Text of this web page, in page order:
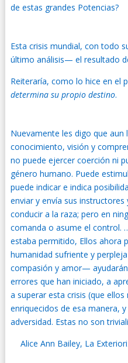
de estas grandes Potencias?
Esta crisis mundial, con todo
último análisis— el resultado
Reiteraría, como lo hice en el
determina su propio destino.
Nuevamente les digo que
conocimiento, visión y
no puede ejercer coerción ni
género humano. Puede
puede indicar e indica
enviar y envía sus instructores
conducir a la raza; pero en
comanda o asume el control.
estaba permitido, Ellos ahora
humanidad sufriente y
compasión y amor—
errores que han iniciado, a
a superar esta crisis (que
enriquecidos de esa manera,
adversidad. Estas no son
Alice Ann Bailey, La